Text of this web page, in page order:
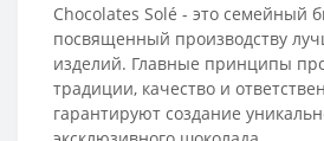
Chocolates Solé - это семейный
посвященный производству
изделий. Главные принципы
традиции, качество и
гарантируют создание